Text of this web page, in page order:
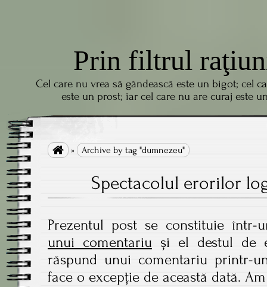
Prin filtrul
Cel care nu vrea să gândească este un bigot; cel
este un prost; iar cel care nu are curaj este
 » Archive by tag "dumnezeu"
Spectacolul erorilor
Prezentul post se constituie într-
unui comentariu și el destul de
răspund unui comentariu printr-
face o excepție de această dată.